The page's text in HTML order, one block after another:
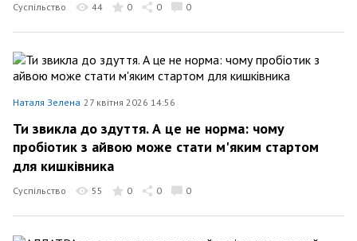
Суспільство 44 0 0 0
Наталя Зелена 27 квітня 2026 14:56
Ти звикла до здуття. А це не норма: чому
пробіотик з айвою може стати м'яким стартом
для кишківника
Суспільство 55 0 0 0